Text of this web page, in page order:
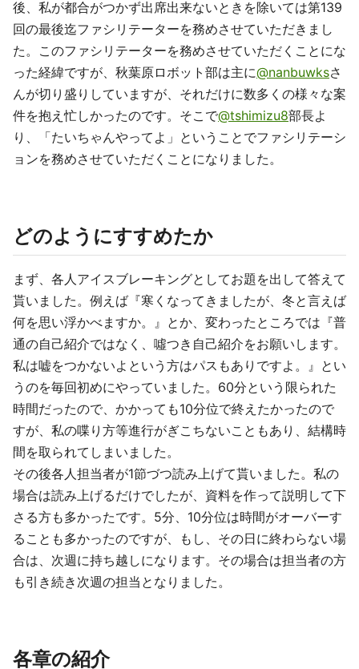
後、私が都合がつかず出席出来ないときを除いては第139
回の最後迄ファシリテーターを務めさせていただきまし
た。このファシリテーターを務めさせていただくことにな
った経緯ですが、秋葉原ロボット部は主に@nanbuwksさ
んが切り盛りしていますが、それだけに数多くの様々な案
件を抱え忙しかったのです。そこで@tshimizu8部長よ
り、「たいちゃんやってよ」ということでファシリテーシ
ョンを務めさせていただくことになりました。
どのようにすすめたか
まず、各人アイスブレーキングとしてお題を出して答えて
貰いました。例えば『寒くなってきましたが、冬と言えば
何を思い浮かべますか。』とか、変わったところでは『普
通の自己紹介ではなく、噓つき自己紹介をお願いします。
私は嘘をつかないよという方はパスもありですよ。』とい
うのを毎回初めにやっていました。60分という限られた
時間だったので、かかっても10分位で終えたかったので
すが、私の喋り方等進行がぎこちないこともあり、結構時
間を取られてしまいました。
その後各人担当者が1節づつ読み上げて貰いました。私の
場合は読み上げるだけでしたが、資料を作って説明して下
さる方も多かったです。5分、10分位は時間がオーバーす
ることも多かったのですが、もし、その日に終わらない場
合は、次週に持ち越しになります。その場合は担当者の方
も引き続き次週の担当となりました。
各章の紹介